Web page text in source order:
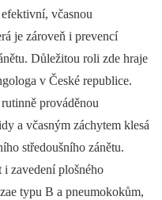
včasnou
je zároveň i prevencí
Důležitou roli zde hraje
v České republice.
prováděnou
a včasným záchytem klesá
středoušního zánětu.
zavedení plošného
typu B a pneumokokům,